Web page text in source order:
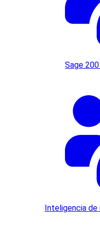
Sage 200
Inteligencia de